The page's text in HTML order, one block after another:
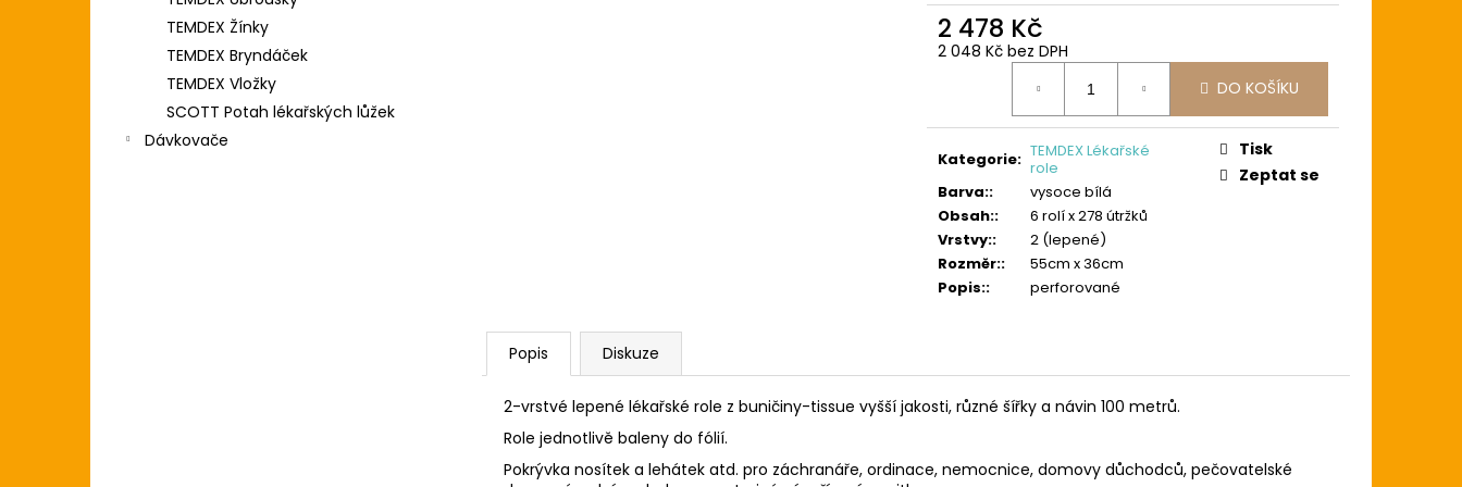
TEMDEX Žínky
TEMDEX Bryndáček
TEMDEX Vložky
SCOTT Potah lékařských lůžek
Dávkovače
2 478 Kč
2 048 Kč bez DPH
DO KOŠÍKU
Kategorie: TEMDEX Lékařské
role
Barva::
vysoce bílá
Obsah::
6 rolí x 278 útržků
Vrstvy::
2 (lepené)
Rozměr::
55cm x 36cm
Popis:: perforované
Tisk
Zeptat se
Popis Diskuze
2-vrstvé lepené lékařské role z buničiny-tissue vyšší jakosti, různé šířky a návin 100 metrů.
Role jednotlivě baleny do fólií.
Pokrývka nosítek a lehátek atd. pro záchranáře, ordinace, nemocnice, domovy důchodců, pečovatelské